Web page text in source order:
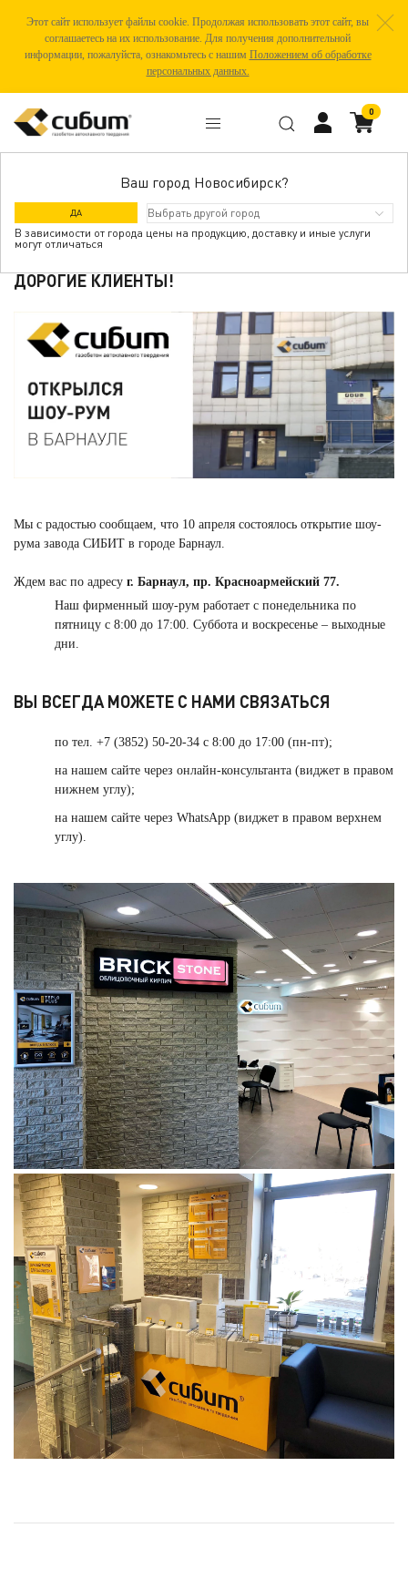
Этот сайт использует файлы cookie. Продолжая использовать этот сайт, вы
соглашаетесь на их использование. Для получения дополнительной
информации, пожалуйста, ознакомьтесь с нашим Положением об обработке
персональных данных.
Ваш город Новосибирск?
ДА
В зависимости от города цены на продукцию, доставку и иные услуги
могут отличаться
0
ШОУ-РУМ ЗАВОДА СИБИТ В БАРНАУЛЕ
ДОРОГИЕ КЛИЕНТЫ!
Мы с радостью сообщаем, что 10 апреля состоялось открытие шоу-
рума завода СИБИТ в городе Барнаул.
Ждем вас по адресу г. Барнаул, пр. Красноармейский 77.
Наш фирменный шоу-рум работает с понедельника по
пятницу с 8:00 до 17:00. Суббота и воскресенье – выходные
дни.
ВЫ ВСЕГДА МОЖЕТЕ С НАМИ СВЯЗАТЬСЯ
по тел. +7 (3852) 50-20-34 с 8:00 до 17:00 (пн-пт);
на нашем сайте через онлайн-консультанта (виджет в правом
нижнем углу);
на нашем сайте через WhatsApp (виджет в правом верхнем
углу).